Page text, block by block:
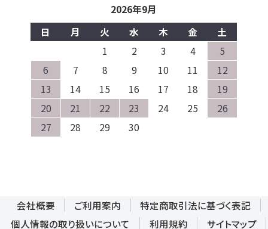
2026年9月
日
月 火 水 木 金
土
1
2 3 4
5
6
7 8 9 10 11
12
13
14 15 16 17 18
19
20
21 22 23 24 25
26
27
28 29 30
会社概要 ご利用案内
特定商取引法に基づく表記
個人情報の取り扱いについて
利用規約 サイトマップ